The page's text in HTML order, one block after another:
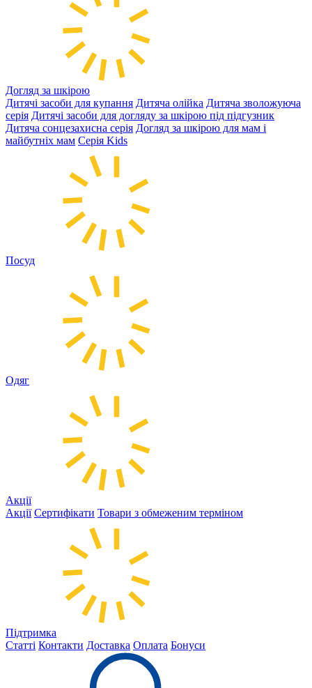
Догляд за шкірою
Дитячі засоби для купання Дитяча олійка Дитяча зволожуюча
серія Дитячі засоби для догляду за шкірою під підгузник
Дитяча сонцезахисна серія Догляд за шкірою для мам і
майбутніх мам Серія Kids
Посуд
Одяг
Акції
Акції Сертифікати Товари з обмеженим терміном
Підтримка
Статті Контакти Доставка Оплата Бонуси